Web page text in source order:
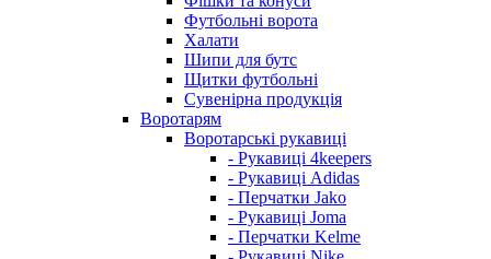
Футбольні ворота
Халати
Шипи для бутс
Щитки футбольні
Сувенірна продукція
Воротарям
Воротарські рукавиці
- Рукавиці 4keepers
- Рукавиці Adidas
- Перчатки Jako
- Рукавиці Joma
- Перчатки Kelme